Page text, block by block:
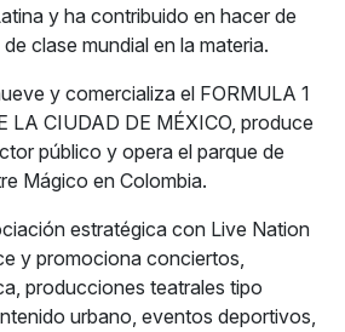
y ha contribuido en hacer de
clase mundial en la materia.
y comercializa el FORMULA 1
LA CIUDAD DE MÉXICO, produce
público y opera el parque de
Mágico en Colombia.
estratégica con Live Nation
y promociona conciertos,
producciones teatrales tipo
urbano, eventos deportivos,